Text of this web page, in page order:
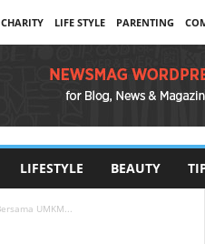
LIFE STYLE PARENTING
LIFESTYLE BEAUTY
UMKM...